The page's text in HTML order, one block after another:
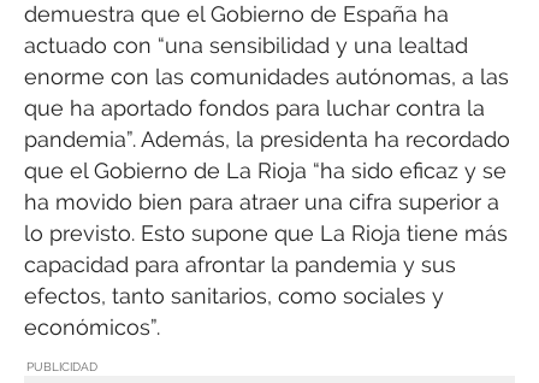
demuestra que el Gobierno de España ha
actuado con “una sensibilidad y una lealtad
enorme con las comunidades autónomas, a las
que ha aportado fondos para luchar contra la
pandemia”. Además, la presidenta ha recordado
que el Gobierno de La Rioja “ha sido eficaz y se
ha movido bien para atraer una cifra superior a
lo previsto. Esto supone que La Rioja tiene más
capacidad para afrontar la pandemia y sus
efectos, tanto sanitarios, como sociales y
económicos”.
PUBLICIDAD